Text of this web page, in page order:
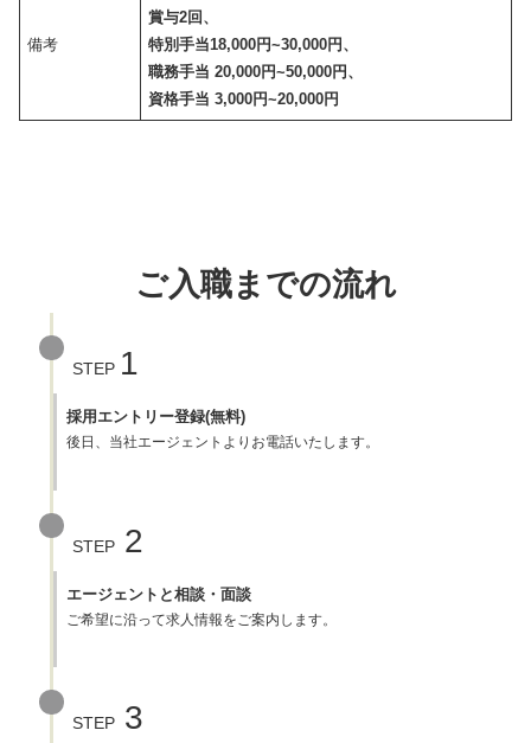
備考
賞与2回、
特別手当18,000円~30,000円、
職務手当 20,000円~50,000円、
資格手当 3,000円~20,000円
ご入職までの流れ
STEP 1
採用エントリー登録(無料)
後日、当社エージェントよりお電話いたします。
STEP 2
エージェントと相談・面談
ご希望に沿って求人情報をご案内します。
STEP 3